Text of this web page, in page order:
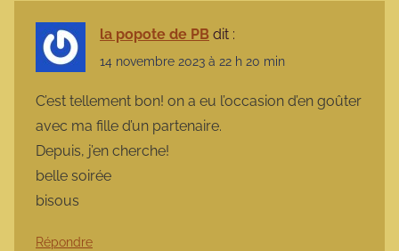
la popote de PB dit :
14 novembre 2023 à 22 h 20 min
C’est tellement bon! on a eu l’occasion d’en goûter
avec ma fille d’un partenaire.
Depuis, j’en cherche!
belle soirée
bisous
Répondre